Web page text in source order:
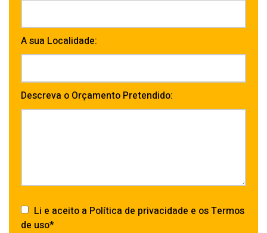
A sua Localidade:
Descreva o Orçamento Pretendido:
Li e aceito a Política de privacidade e os Termos
de uso*